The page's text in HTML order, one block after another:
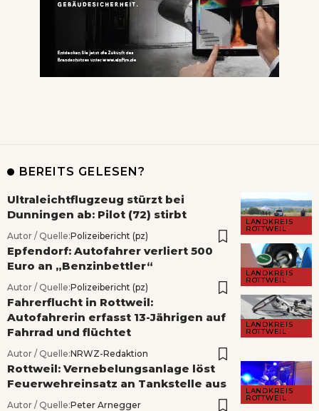
BEREITS GELESEN?
LANDKREIS
ROTTWEIL
Ultraleichtflugzeug stürzt bei
Dunningen ab: Pilot (72) stirbt
Autor / Quelle:Polizeibericht (pz)
LANDKREIS
ROTTWEIL
Epfendorf: Autofahrer verliert 500
Euro an „Benzinbettler“
Autor / Quelle:Polizeibericht (pz)
LANDKREIS
ROTTWEIL
Fahrerflucht in Rottweil:
Autofahrerin erfasst 13-Jährigen auf
Fahrrad und flüchtet
Autor / Quelle:NRWZ-Redaktion
LANDKREIS
ROTTWEIL
Rottweil: Vernebelungsanlage löst
Feuerwehreinsatz an Tankstelle aus
Autor / Quelle:Peter Arnegger